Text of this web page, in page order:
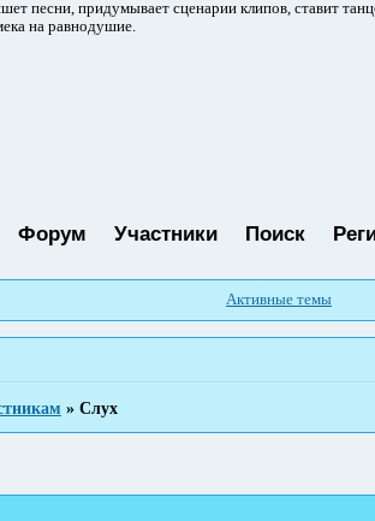
песни, придумывает сценарии клипов, ставит
на равнодушие.
Форум Участники Поиск
Активные темы
» Слух